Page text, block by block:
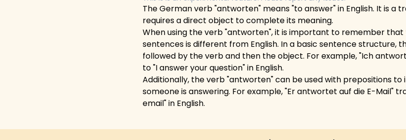
The German verb "antworten" means "to answer" in English. It is a
requires a direct object to complete its meaning.
When using the verb "antworten", it is important to remember
sentences is different from English. In a basic sentence structure,
followed by the verb and then the object. For example, "Ich
to "I answer your question" in English.
Additionally, the verb "antworten" can be used with prepositions to
someone is answering. For example, "Er antwortet auf die E-Mail"
email" in English.